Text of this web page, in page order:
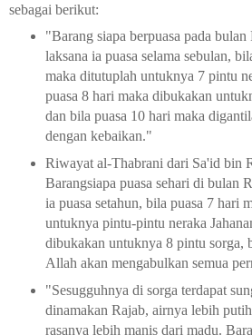
sebagai berikut:
"Barang siapa berpuasa pada bulan
laksana ia puasa selama sebulan,
maka ditutuplah untuknya 7 pintu
puasa 8 hari maka dibukakan
dan bila puasa 10 hari maka
dengan kebaikan."
Riwayat al-Thabrani dari Sa'id bin
Barangsiapa puasa sehari di bulan
ia puasa setahun, bila puasa 7 hari
untuknya pintu-pintu neraka
dibukakan untuknya 8 pintu sorga,
Allah akan mengabulkan semua
"Sesugguhnya di sorga terdapat
dinamakan Rajab, airnya lebih
rasanya lebih manis dari madu.